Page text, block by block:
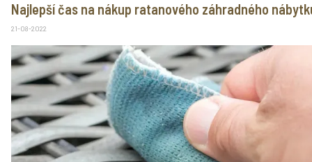
Najlepší čas na nákup ratanového záhradného
21-08-2022